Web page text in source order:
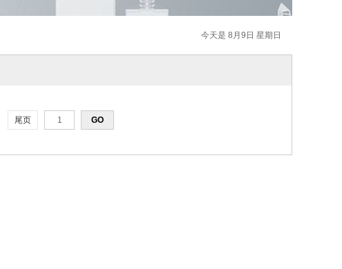
今天是 8月9日 星期日
尾页